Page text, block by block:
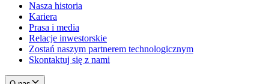
Nasza historia
Kariera
Prasa i media
Relacje inwestorskie
Zostań naszym partnerem technologicznym
Skontaktuj się z nami